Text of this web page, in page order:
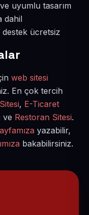
uyumlu tasarım
dahil
ücretsiz
web sitesi
En çok tercih
, E-Ticaret
ve Restoran Sitesi.
yazabilir,
bakabilirsiniz.